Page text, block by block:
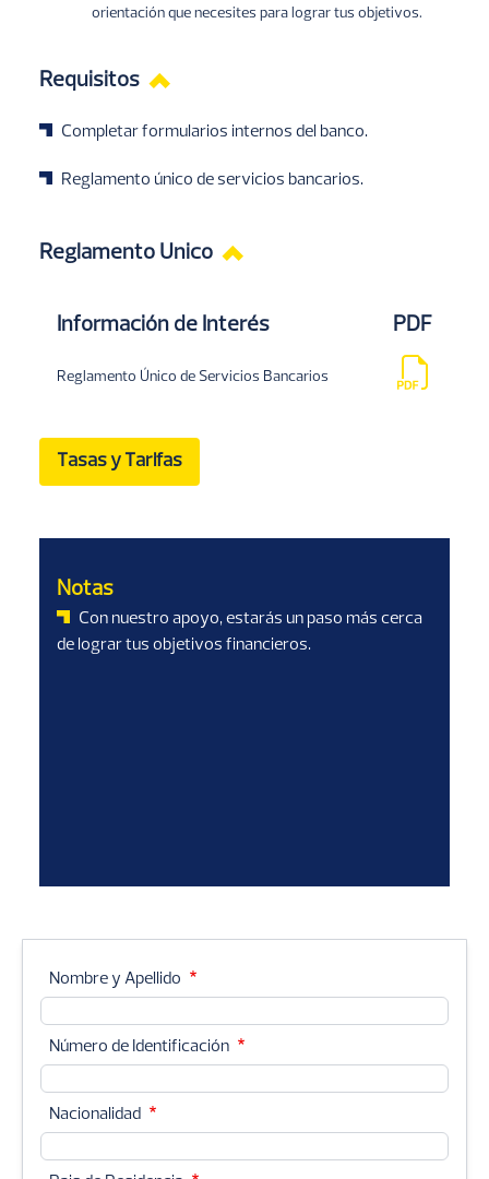
orientación que necesites para lograr tus objetivos.
Requisitos
Completar formularios internos del banco.
Reglamento único de servicios bancarios.
Reglamento Unico
Información de Interés PDF
Reglamento Único de Servicios Bancarios
Tasas y Tarifas
Notas
Con nuestro apoyo, estarás un paso más cerca
de lograr tus objetivos financieros.
Nombre y Apellido
Número de Identificación
Nacionalidad